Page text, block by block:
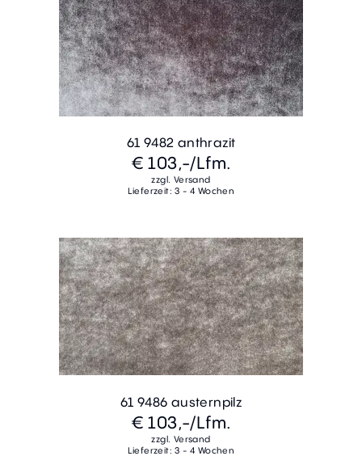
61 9482 anthrazit
€ 103,-/Lfm.
zzgl. Versand
Lieferzeit: 3 - 4 Wochen
61 9486 austernpilz
€ 103,-/Lfm.
zzgl. Versand
Lieferzeit: 3 - 4 Wochen